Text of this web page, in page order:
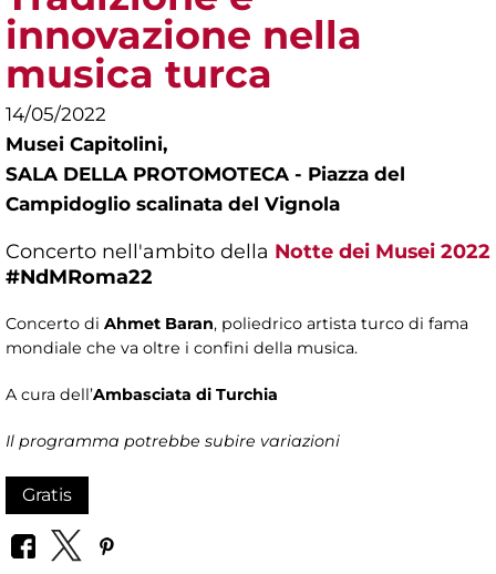
innovazione nella
musica turca
14/05/2022
Musei Capitolini,
SALA DELLA PROTOMOTECA - Piazza del
Campidoglio scalinata del Vignola
Concerto nell'ambito della Notte dei Musei 2022
#NdMRoma22
Concerto di Ahmet Baran, poliedrico artista turco di fama
mondiale che va oltre i confini della musica.
A cura dell’Ambasciata di Turchia
Il programma potrebbe subire variazioni
Gratis